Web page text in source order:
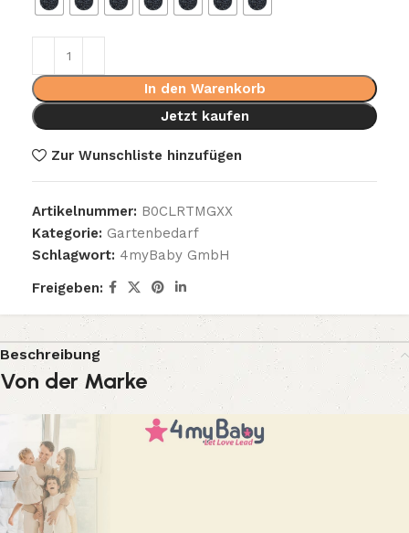
In den Warenkorb
Jetzt kaufen
Zur Wunschliste hinzufügen
Artikelnummer: B0CLRTMGXX
Kategorie: Gartenbedarf
Schlagwort: 4myBaby GmbH
Freigeben:
Beschreibung
Von der Marke